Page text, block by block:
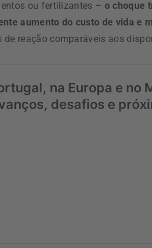
ou fertilizantes – o choque
aumento do custo de vida e
reação comparáveis aos